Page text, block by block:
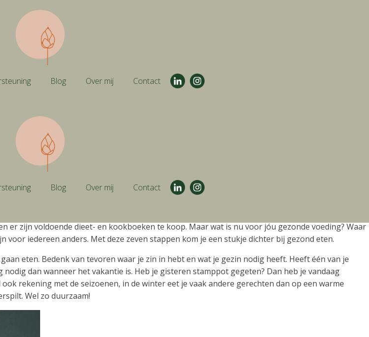
Blog Over mij Contact
Blog Over mij Contact
er zijn voldoende dieet- en kookboeken te koop. Maar wat is nu voor jóu gezonde voeding? Waar
iedereen anders. Met deze zeven stappen kom je een stukje dichter bij gezond eten.
eten. Bedenk van tevoren waar je zin in hebt en wat je gezin nodig heeft. Heeft één van je
dan wanneer het vakantie is. Heb je gisteren stamppot gegeten? Dan heb je vandaag
rekening met de seizoenen, in de winter eet je vaak andere gerechten dan op een warme
Wel zo duurzaam!